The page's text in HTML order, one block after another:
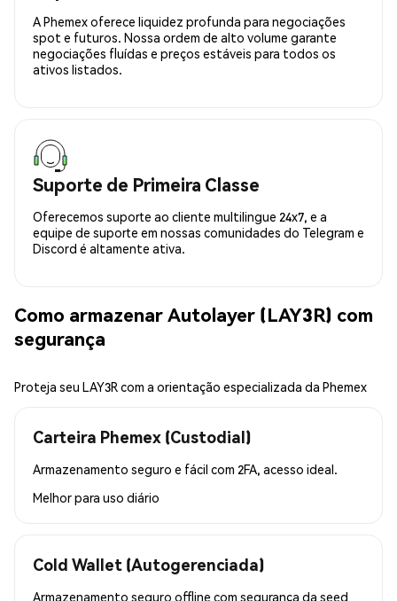
A Phemex oferece liquidez profunda para negociações
spot e futuros. Nossa ordem de alto volume garante
negociações fluídas e preços estáveis para todos os
ativos listados.
Suporte de Primeira Classe
Oferecemos suporte ao cliente multilingue 24x7, e a
equipe de suporte em nossas comunidades do Telegram e
Discord é altamente ativa.
Como armazenar Autolayer (LAY3R) com
segurança
Proteja seu LAY3R com a orientação especializada da Phemex
Carteira Phemex (Custodial)
Armazenamento seguro e fácil com 2FA, acesso ideal.
Melhor para uso diário
Cold Wallet (Autogerenciada)
Armazenamento seguro offline com segurança da seed